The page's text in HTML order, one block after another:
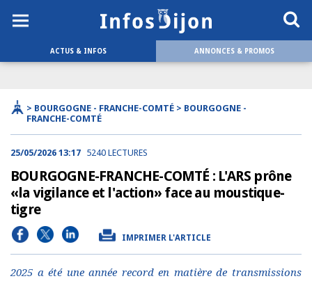
ACTUS & INFOS ANNONCES & PROMOS
> BOURGOGNE - FRANCHE-COMTÉ > BOURGOGNE -
FRANCHE-COMTÉ
25/05/2026 13:17 5240 LECTURES
BOURGOGNE-FRANCHE-COMTÉ : L'ARS prône
«la vigilance et l'action» face au moustique-
tigre
IMPRIMER L'ARTICLE
2025 a été une année record en matière de transmissions